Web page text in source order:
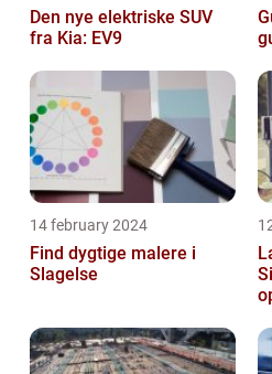
Den nye elektriske SUV
fra Kia: EV9
14 february 2024
Find dygtige malere i
Slagelse